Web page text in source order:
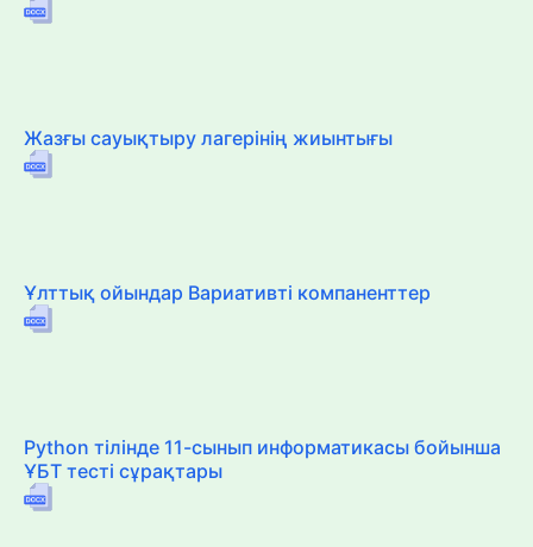
Жазғы сауықтыру лагерінің жиынтығы
Ұлттық ойындар Вариативті компаненттер
Python тілінде 11-сынып информатикасы бойынша
ҰБТ тесті сұрақтары